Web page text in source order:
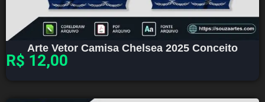
Arte Vetor Camisa Chelsea 2025 Conceito
R$ 12,00